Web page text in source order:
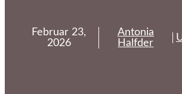
Februar 23,
2026
Antonia
Halfder